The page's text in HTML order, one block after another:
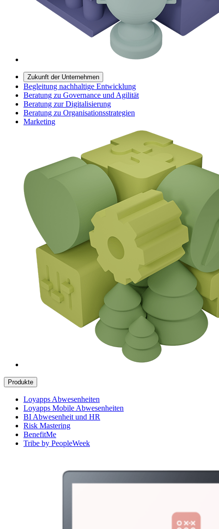
Zukunft der Unternehmen
Begleitung nachhaltige Entwicklung
Beratung zu Governance und Agilität
Beratung zur Digitalisierung
Beratung zu Organisationsstrategien
Marketing
Produkte
Loyapps Abwesenheiten
Loyapps Mobile Abwesenheiten
BI Abwesenheit und HR
Risk Mastering
BenefitMe
Tribe by PeopleWeek